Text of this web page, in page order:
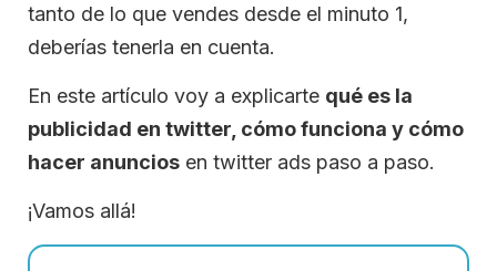
tanto de lo que vendes desde el minuto 1,
deberías tenerla en cuenta.
En este artículo voy a explicarte qué es la
publicidad en twitter, cómo funciona y cómo
hacer anuncios en twitter ads paso a paso.
¡Vamos allá!